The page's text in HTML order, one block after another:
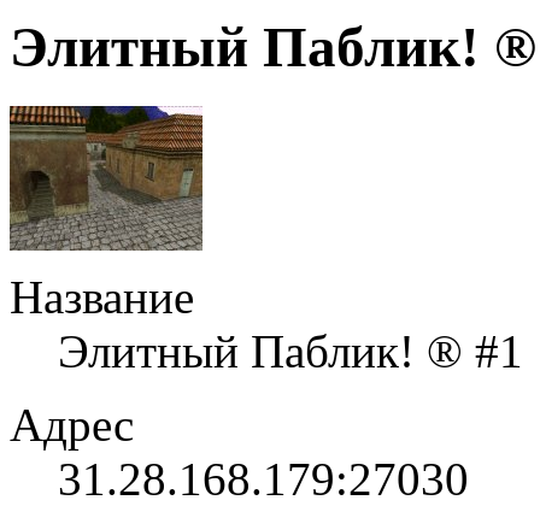
Элитный Паблик!
Название
Элитный Паблик! ® #1
Адрес
31.28.168.179:27030